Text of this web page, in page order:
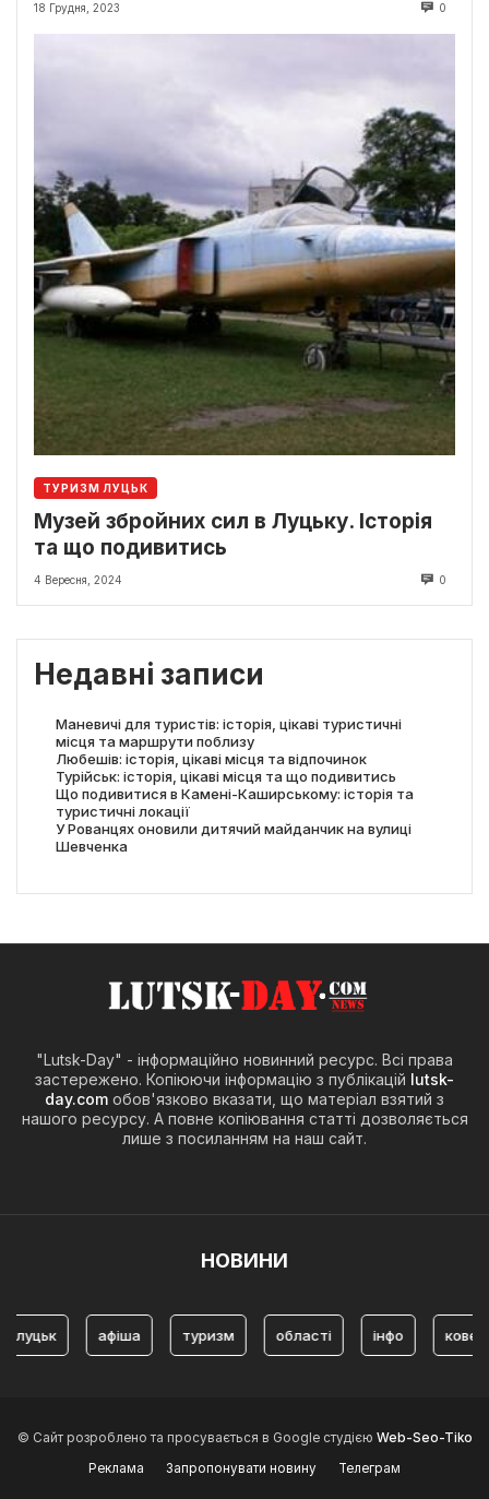
18 Грудня, 2023 0
ТУРИЗМ ЛУЦЬК
Музей збройних сил в Луцьку. Історія
та що подивитись
4 Вересня, 2024 0
Недавні записи
Маневичі для туристів: історія, цікаві туристичні
місця та маршрути поблизу
Любешів: історія, цікаві місця та відпочинок
Турійськ: історія, цікаві місця та що подивитись
Що подивитися в Камені-Каширському: історія та
туристичні локації
У Рованцях оновили дитячий майданчик на вулиці
Шевченка
"Lutsk-Day" - інформаційно новинний ресурс. Всі права
застережено. Копіюючи інформацію з публікацій lutsk-
day.com обов'язково вказати, що матеріал взятий з
нашого ресурсу. А повне копіювання статті дозволяється
лише з посиланням на наш сайт.
НОВИНИ
афіша туризм області ковель
© Сайт розроблено та просувається в Google студією Web-Seo-Tiko
Реклама
Запропонувати новину Телеграм